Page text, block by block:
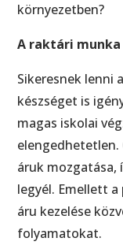
környezetben?
A raktári
Sikeresnek lenni
készséget is
magas iskolai
elengedhetetlen.
áruk
legyél. Emellett
áru kezelése
folyamatokat.